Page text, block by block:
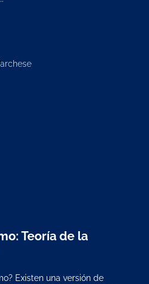
Teoría de la
Existen una versión de